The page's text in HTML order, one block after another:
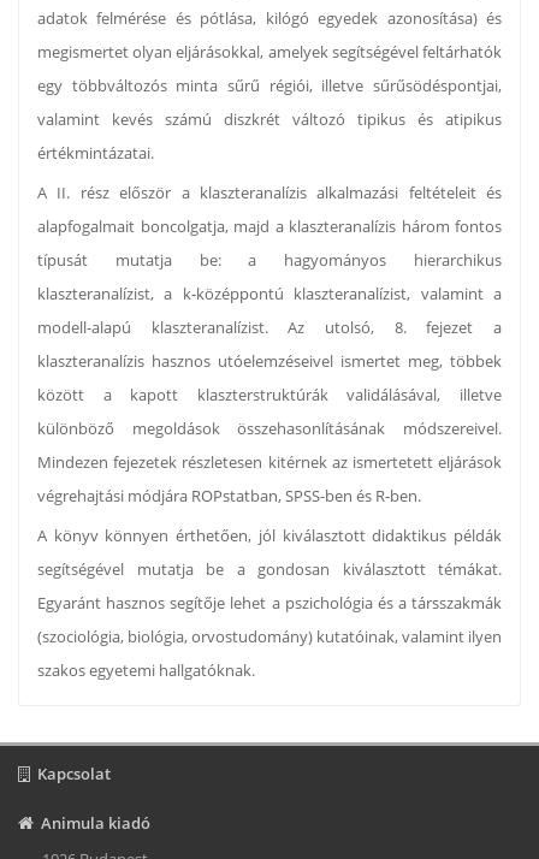
adatok felmérése és pótlása, kilógó egyedek azonosítása) és
megismertet olyan eljárásokkal, amelyek segítségével feltárhatók
egy többváltozós minta sűrű régiói, illetve sűrűsödéspontjai,
valamint kevés számú diszkrét változó tipikus és atipikus
értékmintázatai.
A II. rész először a klaszteranalízis alkalmazási feltételeit és
alapfogalmait boncolgatja, majd a klaszteranalízis három fontos
típusát mutatja be: a hagyományos hierarchikus
klaszteranalízist, a k-középpontú klaszteranalízist, valamint a
modell-alapú klaszteranalízist. Az utolsó, 8. fejezet a
klaszteranalízis hasznos utóelemzéseivel ismertet meg, többek
között a kapott klaszterstruktúrák validálásával, illetve
különböző megoldások összehasonlításának módszereivel.
Mindezen fejezetek részletesen kitérnek az ismertetett eljárások
végrehajtási módjára ROPstatban, SPSS-ben és R-ben.
A könyv könnyen érthetően, jól kiválasztott didaktikus példák
segítségével mutatja be a gondosan kiválasztott témákat.
Egyaránt hasznos segítője lehet a pszichológia és a társszakmák
(szociológia, biológia, orvostudomány) kutatóinak, valamint ilyen
szakos egyetemi hallgatóknak.
Kapcsolat
Animula kiadó